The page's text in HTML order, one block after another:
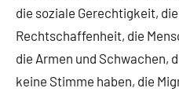
die soziale Gerechtigkeit,
Rechtschaffenheit, die
die Armen und Schwachen,
keine Stimme haben, die